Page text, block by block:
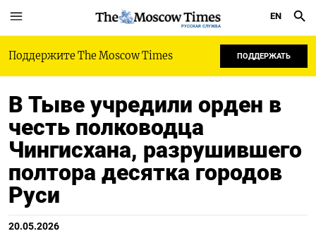
РУССКАЯ СЛУЖБА
EN
Поддержите The Moscow Times ПОДДЕРЖАТЬ
В Тыве учредили орден в
честь полководца
Чингисхана, разрушившего
полтора десятка городов
Руси
20.05.2026